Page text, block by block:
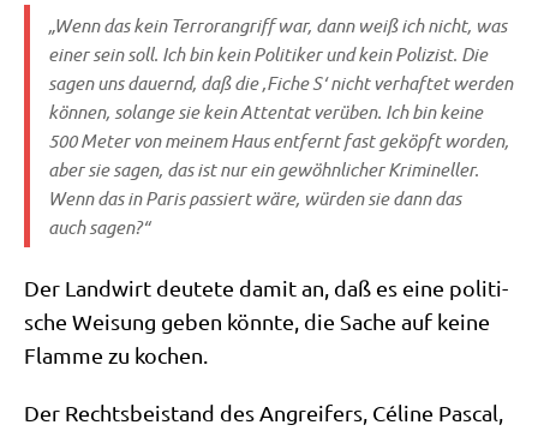
„Wenn das kein Ter­ror­an­griff war, dann weiß ich nicht, was
einer sein soll. Ich bin kein Poli­ti­ker und kein Poli­zist. Die
sagen uns dau­ernd, daß die ‚Fiche S‘ nicht ver­haf­tet wer­den
kön­nen, solan­ge sie kein Atten­tat ver­üben. Ich bin kei­ne
500 Meter von mei­nem Haus ent­fernt fast geköpft wor­den,
aber sie sagen, das ist nur ein gewöhn­li­cher Kri­mi­nel­ler.
Wenn das in Paris pas­siert wäre, wür­den sie dann das
auch sagen?“
Der Land­wirt deu­te­te damit an, daß es eine poli­ti­
sche Wei­sung geben könn­te, die Sache auf kei­ne
Flam­me zu kochen.
Der Rechts­bei­stand des Angrei­fers, Céli­ne Pas­cal,